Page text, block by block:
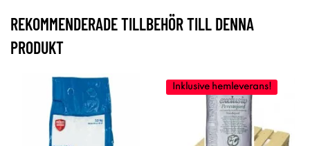
REKOMMENDERADE TILLBEHÖR TILL DENNA
PRODUKT
Inklusive hemleverans!